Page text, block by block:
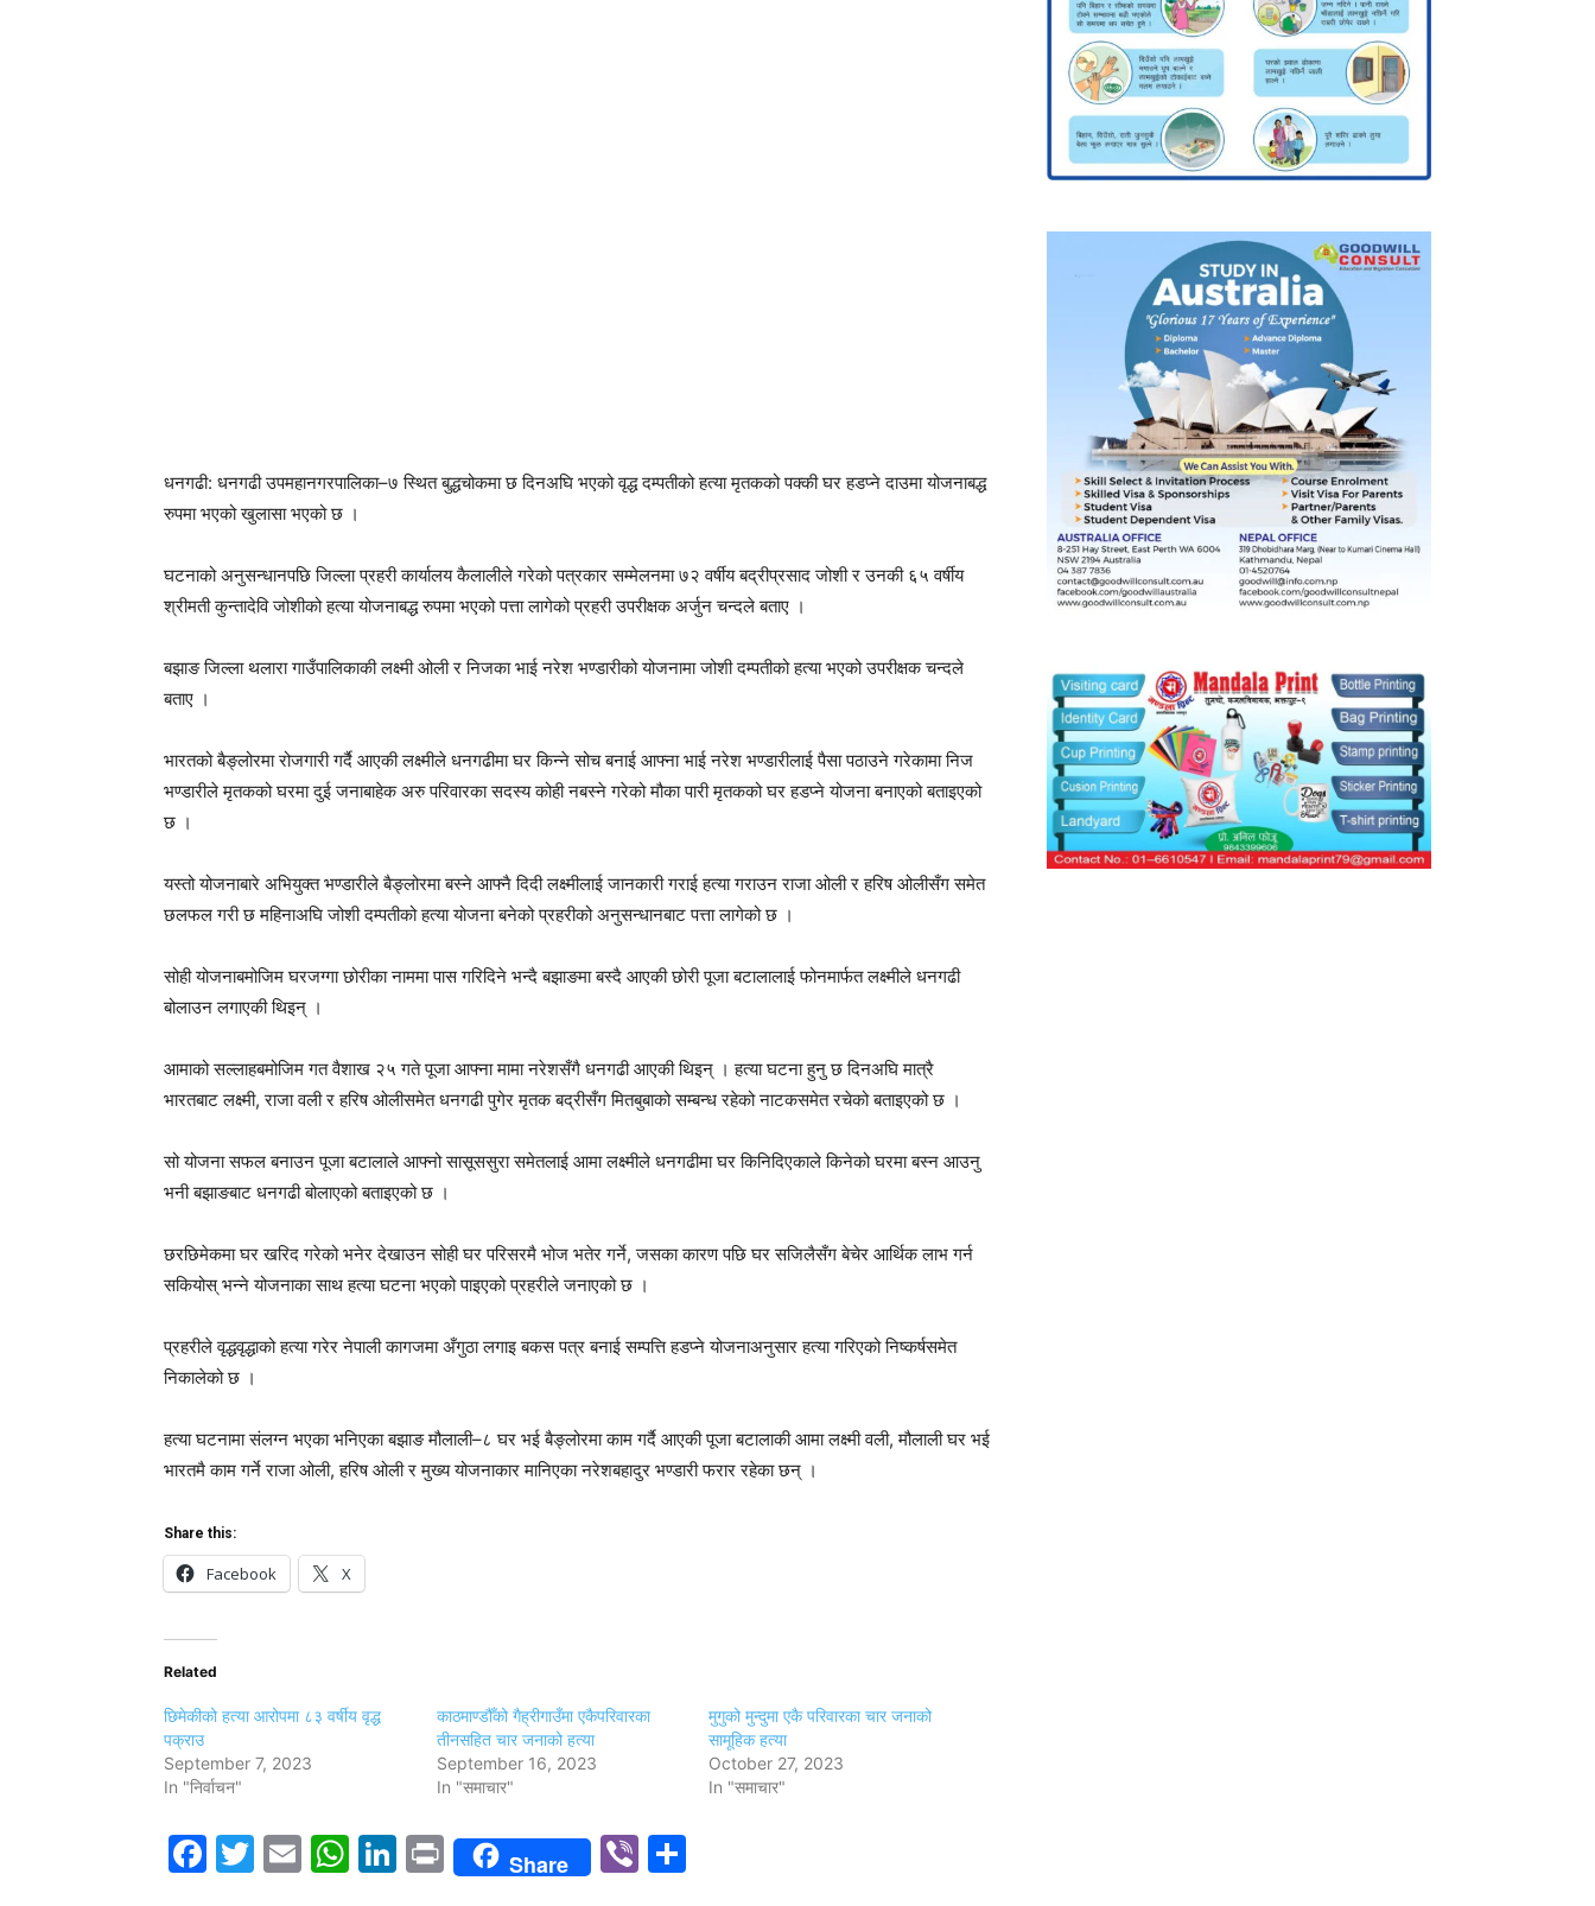
धनगढी: धनगढी उपमहानगरपालिका–७ स्थित बुद्धचोकमा छ दिनअघि भएको वृद्ध दम्पतीको हत्या मृतकको पक्की घर हडप्ने दाउमा योजनाबद्ध
रुपमा भएको खुलासा भएको छ ।
घटनाको अनुसन्धानपछि जिल्ला प्रहरी कार्यालय कैलालीले गरेको पत्रकार सम्मेलनमा ७२ वर्षीय बद्रीप्रसाद जोशी र उनकी ६५ वर्षीय
श्रीमती कुन्तादेवि जोशीको हत्या योजनाबद्ध रुपमा भएको पत्ता लागेको प्रहरी उपरीक्षक अर्जुन चन्दले बताए ।
बझाङ जिल्ला थलारा गाउँपालिकाकी लक्ष्मी ओली र निजका भाई नरेश भण्डारीको योजनामा जोशी दम्पतीको हत्या भएको उपरीक्षक चन्दले
बताए ।
भारतको बैङ्लोरमा रोजगारी गर्दै आएकी लक्ष्मीले धनगढीमा घर किन्ने सोच बनाई आफ्ना भाई नरेश भण्डारीलाई पैसा पठाउने गरेकामा निज
भण्डारीले मृतकको घरमा दुई जनाबाहेक अरु परिवारका सदस्य कोही नबस्ने गरेको मौका पारी मृतकको घर हडप्ने योजना बनाएको बताइएको
छ ।
यस्तो योजनाबारे अभियुक्त भण्डारीले बैङ्लोरमा बस्ने आफ्नै दिदी लक्ष्मीलाई जानकारी गराई हत्या गराउन राजा ओली र हरिष ओलीसँग समेत
छलफल गरी छ महिनाअघि जोशी दम्पतीको हत्या योजना बनेको प्रहरीको अनुसन्धानबाट पत्ता लागेको छ ।
सोही योजनाबमोजिम घरजग्गा छोरीका नाममा पास गरिदिने भन्दै बझाङमा बस्दै आएकी छोरी पूजा बटालालाई फोनमार्फत लक्ष्मीले धनगढी
बोलाउन लगाएकी थिइन् ।
आमाको सल्लाहबमोजिम गत वैशाख २५ गते पूजा आफ्ना मामा नरेशसँगै धनगढी आएकी थिइन् । हत्या घटना हुनु छ दिनअघि मात्रै
भारतबाट लक्ष्मी, राजा वली र हरिष ओलीसमेत धनगढी पुगेर मृतक बद्रीसँग मितबुबाको सम्बन्ध रहेको नाटकसमेत रचेको बताइएको छ ।
सो योजना सफल बनाउन पूजा बटालाले आफ्नो सासूससुरा समेतलाई आमा लक्ष्मीले धनगढीमा घर किनिदिएकाले किनेको घरमा बस्न आउनु
भनी बझाङबाट धनगढी बोलाएको बताइएको छ ।
छरछिमेकमा घर खरिद गरेको भनेर देखाउन सोही घर परिसरमै भोज भतेर गर्ने, जसका कारण पछि घर सजिलैसँग बेचेर आर्थिक लाभ गर्न
सकियोस् भन्ने योजनाका साथ हत्या घटना भएको पाइएको प्रहरीले जनाएको छ ।
प्रहरीले वृद्धवृद्धाको हत्या गरेर नेपाली कागजमा अँगुठा लगाइ बकस पत्र बनाई सम्पत्ति हडप्ने योजनाअनुसार हत्या गरिएको निष्कर्षसमेत
निकालेको छ ।
हत्या घटनामा संलग्न भएका भनिएका बझाङ मौलाली–८ घर भई बैङ्लोरमा काम गर्दै आएकी पूजा बटालाकी आमा लक्ष्मी वली, मौलाली घर भई
भारतमै काम गर्ने राजा ओली, हरिष ओली र मुख्य योजनाकार मानिएका नरेशबहादुर भण्डारी फरार रहेका छन् ।
Share this:
Facebook X
Related
छिमेकीको हत्या आरोपमा ८३ वर्षीय वृद्ध
पक्राउ
September 7, 2023
In "निर्वाचन"
काठमाण्डौँको गैह्रीगाउँमा एकैपरिवारका
तीनसहित चार जनाको हत्या
September 16, 2023
In "समाचार"
मुगुको मुन्दुमा एकै परिवारका चार जनाको
सामूहिक हत्या
October 27, 2023
In "समाचार"
Facebook
Twitter
EmailWhatsApp
LinkedIn
PrintShare Viber